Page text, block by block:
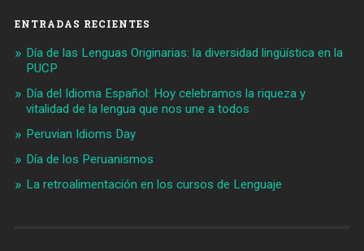
ENTRADAS RECIENTES
Día de las Lenguas Originarias: la diversidad lingüística en la
PUCP
Día del Idioma Español: Hoy celebramos la riqueza y
vitalidad de la lengua que nos une a todos
Peruvian Idioms Day
Día de los Peruanismos
La retroalimentación en los cursos de Lenguaje